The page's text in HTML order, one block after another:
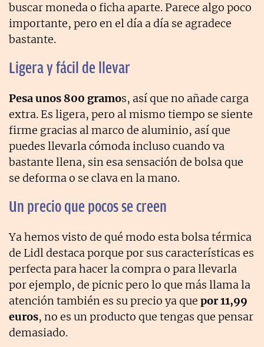
buscar moneda o ficha aparte. Parece algo poco
importante, pero en el día a día se agradece
bastante.
Ligera y fácil de llevar
Pesa unos 800 gramos, así que no añade carga
extra. Es ligera, pero al mismo tiempo se siente
firme gracias al marco de aluminio, así que
puedes llevarla cómoda incluso cuando va
bastante llena, sin esa sensación de bolsa que
se deforma o se clava en la mano.
Un precio que pocos se creen
Ya hemos visto de qué modo esta bolsa térmica
de Lidl destaca porque por sus características es
perfecta para hacer la compra o para llevarla
por ejemplo, de picnic pero lo que más llama la
atención también es su precio ya que por 11,99
euros, no es un producto que tengas que pensar
demasiado.